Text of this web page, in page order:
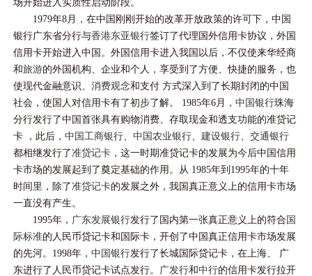
场开始进入实质性启动阶段。
1979年8月，在中国刚刚开始的改革开放政策的许可下，中国
银行广东省分行与香港东亚银行签订了代理国外信用卡协议，外国
信用卡开始进入中国。外国信用卡进入我国以后，不仅使来华经商
和旅游的外国机构、企业和个人，享受到了方便、快捷的服务，也
使现代金融意识、消费观念和支付 方式深入到了长期封闭的中国
社会，使国人对信用卡有了初步了解。 1985年6月，中国银行珠海
分行发行了中国首张具有购物消费、存取现金和透支功能的准贷记
卡 ，此后，中国工商银行、中国农业银行、建设银行、交通银行
都相继发行了准贷记卡 ，这一时期准贷记卡的发展为今后中国信用
卡市场的发展起到了奠定基础的作用。从 1985年到1995年的十年
时间里，除了准贷记卡的发展之外，我国真正意义上的信用卡市场
一直没有产生。
1995年， 广东发展银行发行了国内第一张真正意义上的符合 国
际标准的人民币贷记卡和国际卡，开创了中国真正信用卡市场发展
的先河。1998年，中国银行发行了长城国际贷记卡，在上海、 广
东进行了人民币贷记卡试点发行。 广发行和中行的信用卡发行拉开